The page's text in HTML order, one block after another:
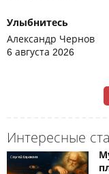
Улыбнитесь
Александр Чернов
6 августа 2026
Интересные